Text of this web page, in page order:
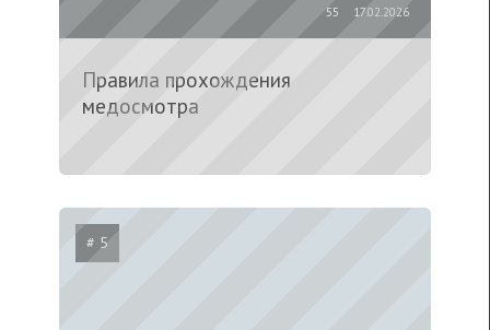
17.02.2026
55
Правила прохождения
медосмотра
# 5